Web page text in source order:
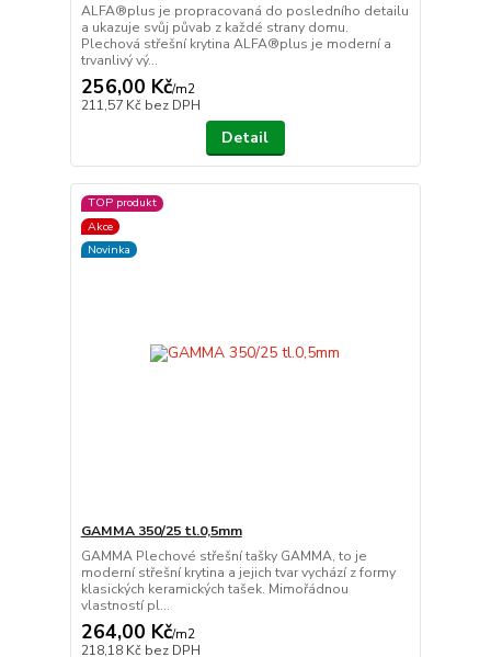
ALFA®plus je propracovaná do posledního detailu
a ukazuje svůj půvab z každé strany domu.
Plechová střešní krytina ALFA®plus je moderní a
trvanlivý vý...
256,00 Kč/m2
211,57 Kč bez DPH
Detail
TOP produkt
Akce
Novinka
GAMMA 350/25 tl.0,5mm
GAMMA Plechové střešní tašky GAMMA, to je
moderní střešní krytina a jejich tvar vychází z formy
klasických keramických tašek. Mimořádnou
vlastností pl...
264,00 Kč/m2
218,18 Kč bez DPH